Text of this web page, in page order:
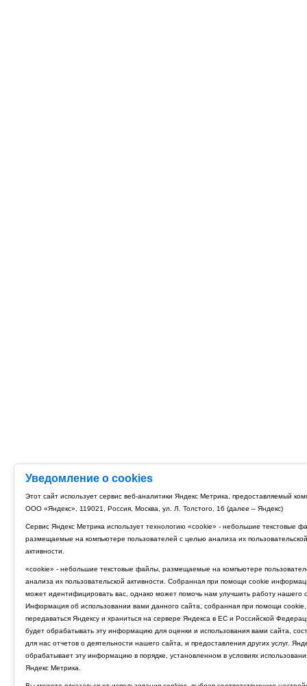
Уведомление о cookies
Этот сайт использует сервис веб-аналитики Яндекс Метрика, предоставляемый
ООО «Яндекс», 119021, Россия, Москва, ул. Л. Толстого, 16 (далее – Яндекс)
Сервис Яндекс Метрика использует технологию «cookie» - небольшие текстовые
размещаемые на компьютере пользователей с целью анализа их пользовательской
активности.
«cookie» - небольшие текстовые файлы, размещаемые на компьютере
анализа их пользовательской активности. Собранная при помощи cookie
может идентифицировать вас, однако может помочь нам улучшить работу нашего
Информация об использовании вами данного сайта, собранная при помощи cookie,
передаваться Яндексу и храниться на сервере Яндекса в ЕС и Российской
будет обрабатывать эту информацию для оценки и использования вами сайта,
для нас отчетов о деятельности нашего сайта, и предоставления других услуг.
обрабатывает эту информацию в порядке, установленном в условиях
Яндекс Метрика.